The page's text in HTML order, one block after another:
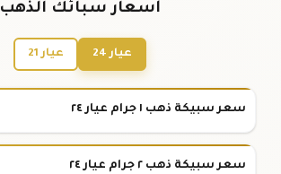
أسعار سبائك الذهب
عيار 24 عيار 21
سعر سبيكة ذهب ١ جرام عيار ٢٤
سعر سبيكة ذهب ٢ جرام عيار ٢٤